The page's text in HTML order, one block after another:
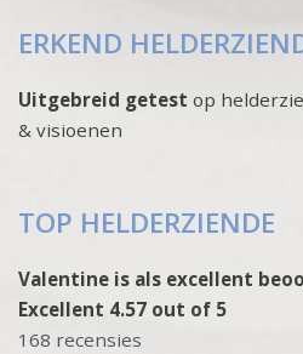
ERKEND
Uitgebreid getest op
& visioenen
TOP HELDERZIENDE
Valentine is als excellent
Excellent 4.57 out of 5
168 recensies